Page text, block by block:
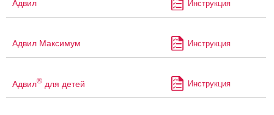
Адвил Инструкция
Адвил Максимум Инструкция
Адвил® для детей Инструкция